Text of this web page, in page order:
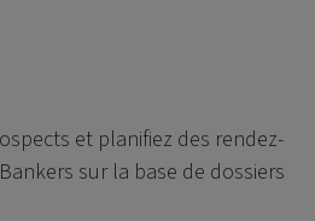
et planifiez des rendez-
sur la base de dossiers